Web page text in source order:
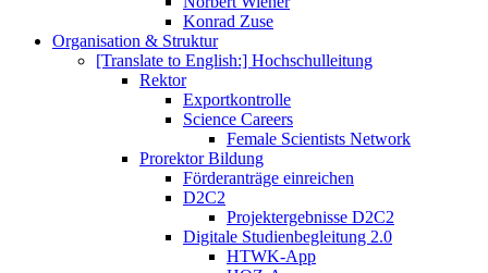
Konrad Zuse
Organisation & Struktur
[Translate to English:] Hochschulleitung
Rektor
Exportkontrolle
Science Careers
Female Scientists Network
Prorektor Bildung
Förderanträge einreichen
D2C2
Projektergebnisse D2C2
Digitale Studienbegleitung 2.0
HTWK-App